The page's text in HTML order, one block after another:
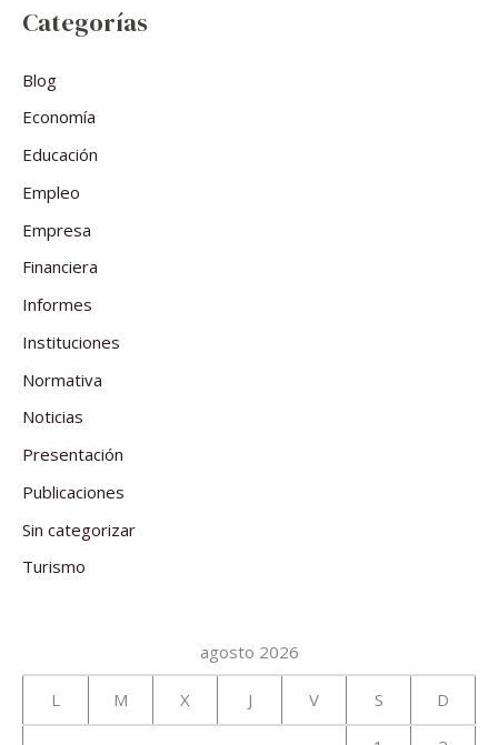
Categorías
Blog
Economía
Educación
Empleo
Empresa
Financiera
Informes
Instituciones
Normativa
Noticias
Presentación
Publicaciones
Sin categorizar
Turismo
agosto 2026
L M X J V S D